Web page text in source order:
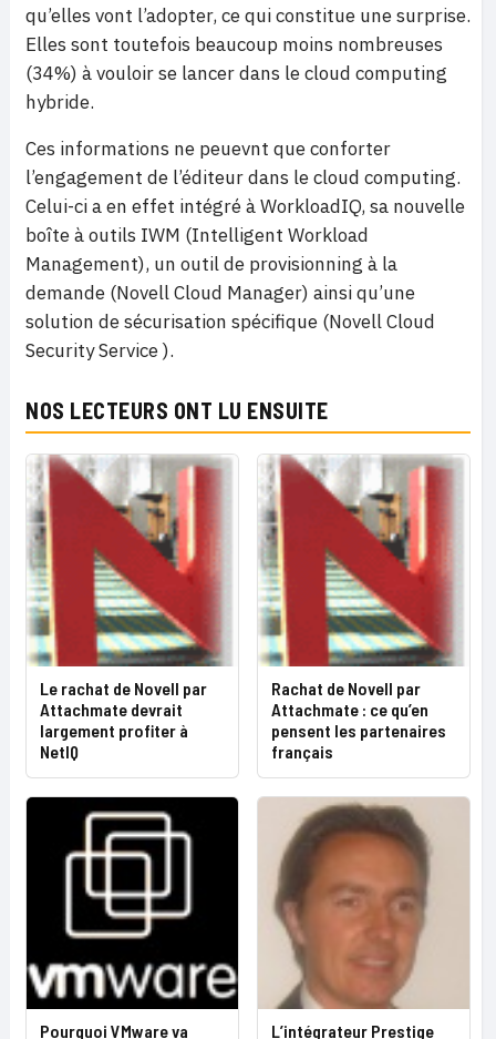
qu’elles vont l’adopter, ce qui constitue une surprise.
Elles sont toutefois beaucoup moins nombreuses
(34%) à vouloir se lancer dans le cloud computing
hybride.
Ces informations ne peuevnt que conforter
l’engagement de l’éditeur dans le cloud computing.
Celui-ci a en effet intégré à WorkloadIQ, sa nouvelle
boîte à outils IWM (Intelligent Workload
Management), un outil de provisionning à la
demande (Novell Cloud Manager) ainsi qu’une
solution de sécurisation spécifique (Novell Cloud
Security Service).
NOS LECTEURS ONT LU ENSUITE
Le rachat de Novell par
Attachmate devrait
largement profiter à
NetIQ
Rachat de Novell par
Attachmate : ce qu’en
pensent les partenaires
français
Pourquoi VMware va L’intégrateur Prestige